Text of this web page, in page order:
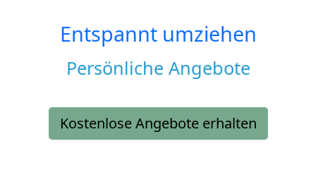
Entspannt umziehen
Persönliche Angebote
Kostenlose Angebote erhalten